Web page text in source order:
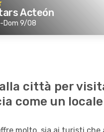
Acteón
Dom 9/08
città per
come un locale